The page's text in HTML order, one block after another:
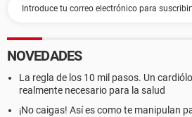
NOVEDADES
La regla de los 10 mil pasos. Un
realmente necesario para la salud
¡No caigas! Así es como te manipulan